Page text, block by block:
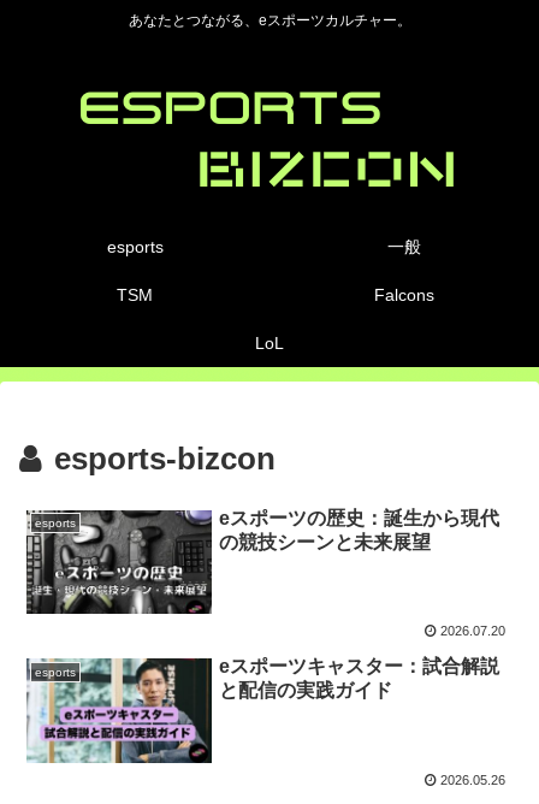
あなたとつながる、eスポーツカルチャー。
esports 一般
TSM Falcons
LoL
esports-bizcon
esports
eスポーツの歴史：誕生から現代
の競技シーンと未来展望
2026.07.20
esports
eスポーツキャスター：試合解説
と配信の実践ガイド
2026.05.26